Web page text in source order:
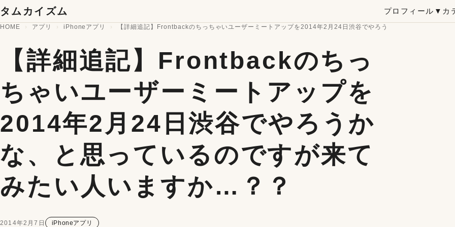
コンテンツへスキップ
タムカイズム プロフィール ▼カ
HOME アプリ iPhoneアプリ 【詳細追記】Frontbackのちっちゃいユーザーミートアップを2014年2月24日渋谷でやろうかな、と思っている
【詳細追記】Frontbackのちっ
ちゃいユーザーミートアップを
2014年2月24日渋谷でやろうか
な、と思っているのですが来て
みたい人いますか…？？
2014年2月7日 iPhoneアプリ